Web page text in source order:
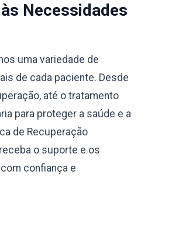
Necessidades
uma variedade de
de cada paciente. Desde
até o tratamento
para proteger a saúde e a
de Recuperação
o suporte e os
confiança e